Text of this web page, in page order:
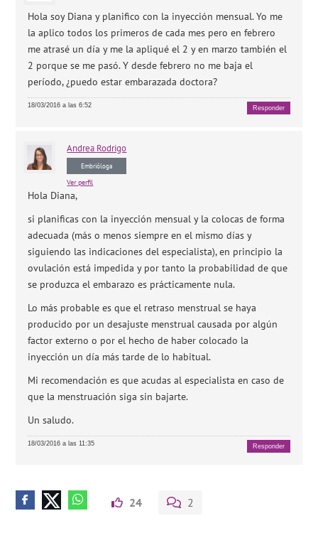
Hola soy Diana y planifico con la inyección mensual. Yo me
la aplico todos los primeros de cada mes pero en febrero
me atrasé un día y me la apliqué el 2 y en marzo también el
2 porque se me pasó. Y desde febrero no me baja el
período, ¿puedo estar embarazada doctora?
18/03/2016 a las 6:52 Responder
Andrea Rodrigo
Embrióloga
Ver perfil
Hola Diana,
si planificas con la inyección mensual y la colocas de forma
adecuada (más o menos siempre en el mismo días y
siguiendo las indicaciones del especialista), en principio la
ovulación está impedida y por tanto la probabilidad de que
se produzca el embarazo es prácticamente nula.
Lo más probable es que el retraso menstrual se haya
producido por un desajuste menstrual causada por algún
factor externo o por el hecho de haber colocado la
inyección un día más tarde de lo habitual.
Mi recomendación es que acudas al especialista en caso de
que la menstruación siga sin bajarte.
Un saludo.
18/03/2016 a las 11:35 Responder
24 2